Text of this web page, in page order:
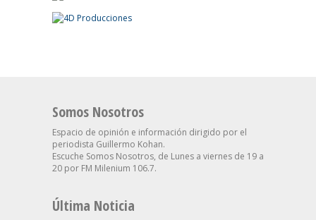
Somos Nosotros
Espacio de opinión e información dirigido por el
periodista Guillermo Kohan.
Escuche Somos Nosotros, de Lunes a viernes de 19 a
20 por FM Milenium 106.7.
Última Noticia